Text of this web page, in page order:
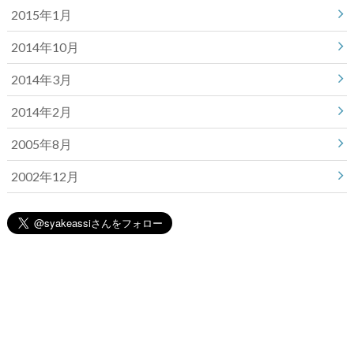
2015年1月
2014年10月
2014年3月
2014年2月
2005年8月
2002年12月